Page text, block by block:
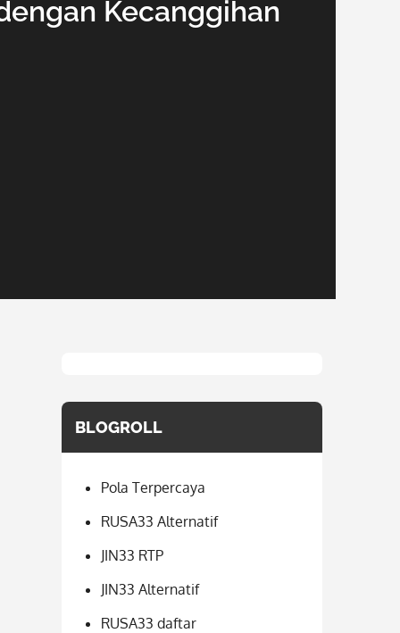
Kecanggihan
BLOGROLL
Pola Terpercaya
RUSA33 Alternatif
JIN33 RTP
JIN33 Alternatif
RUSA33 daftar